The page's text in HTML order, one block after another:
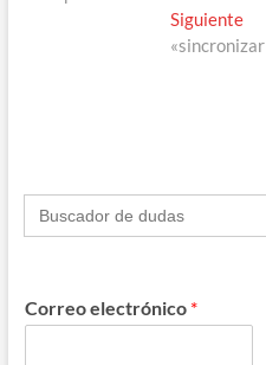
Siguiente
Buscar:
Correo electrónico *